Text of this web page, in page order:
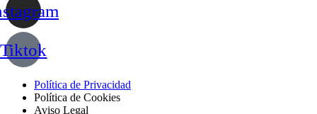
Tiktok
Política de Privacidad
Política de Cookies
Aviso Legal